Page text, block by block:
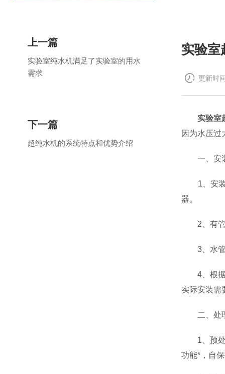
实验室
更新时
实验室
因为水压过
一、安
1、安装
器。
2、有管
3、水管
4、根据
实际安装需
二、处
1、预处
功能*，自
上一篇
实验室纯水机满足了实验室的用水
需求
下一篇
超纯水机的系统特点和优势介绍